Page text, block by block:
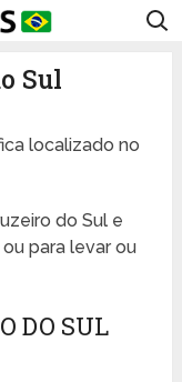
Sul
localizado no
do Sul e
para levar ou
DO SUL